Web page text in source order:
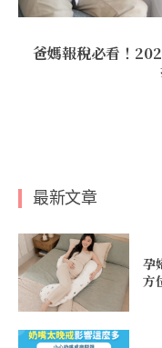
爸媽報稅必看！
最新文章
孕
方